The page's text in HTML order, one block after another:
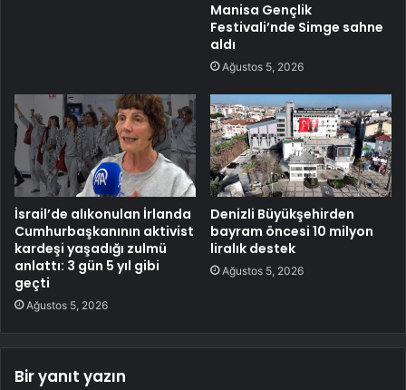
Manisa Gençlik
Festivali’nde Simge sahne
aldı
Ağustos 5, 2026
İsrail’de alıkonulan İrlanda
Cumhurbaşkanının aktivist
kardeşi yaşadığı zulmü
anlattı: 3 gün 5 yıl gibi
geçti
Ağustos 5, 2026
Denizli Büyükşehirden
bayram öncesi 10 milyon
liralık destek
Ağustos 5, 2026
Bir yanıt yazın